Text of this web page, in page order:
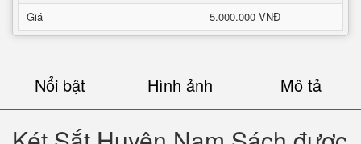
Giá
5.000.000 VNĐ
Nổi bật Hình ảnh Mô tả